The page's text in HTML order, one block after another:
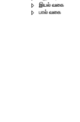
இயல் வகை
பால் வகை